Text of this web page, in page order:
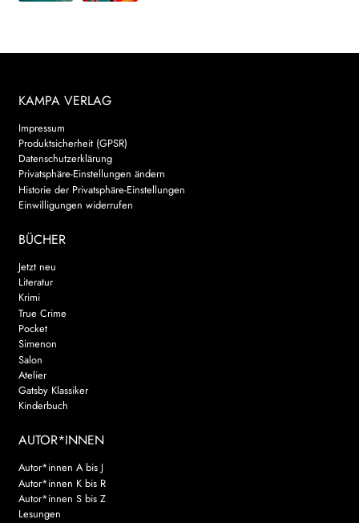
KAMPA VERLAG
Impressum
Produktsicherheit (GPSR)
Datenschutzerklärung
Privatsphäre-Einstellungen ändern
Historie der Privatsphäre-Einstellungen
Einwilligungen widerrufen
BÜCHER
Jetzt neu
Literatur
Krimi
True Crime
Pocket
Simenon
Salon
Atelier
Gatsby Klassiker
Kinderbuch
AUTOR*INNEN
Autor*innen A bis J
Autor*innen K bis R
Autor*innen S bis Z
Lesungen